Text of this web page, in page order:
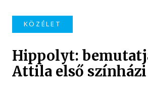
KÖZÉLET
Hippolyt:
Attila első